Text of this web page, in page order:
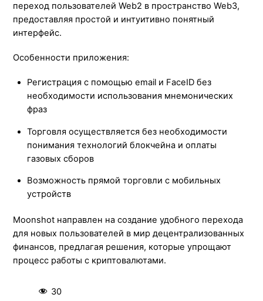
переход пользователей Web2 в пространство Web3,
предоставляя простой и интуитивно понятный
интерфейс.
Особенности приложения:
Регистрация с помощью email и FaceID без
необходимости использования мнемонических
фраз
Торговля осуществляется без необходимости
понимания технологий блокчейна и оплаты
газовых сборов
Возможность прямой торговли с мобильных
устройств
Moonshot направлен на создание удобного перехода
для новых пользователей в мир децентрализованных
финансов, предлагая решения, которые упрощают
процесс работы с криптовалютами.
30